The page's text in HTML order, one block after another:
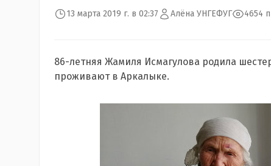
13 марта 2019 г. в 02:37 Алёна УНГЕФУГ 4654
86-летняя Жамиля Исмагулова родила
проживают в Аркалыке.